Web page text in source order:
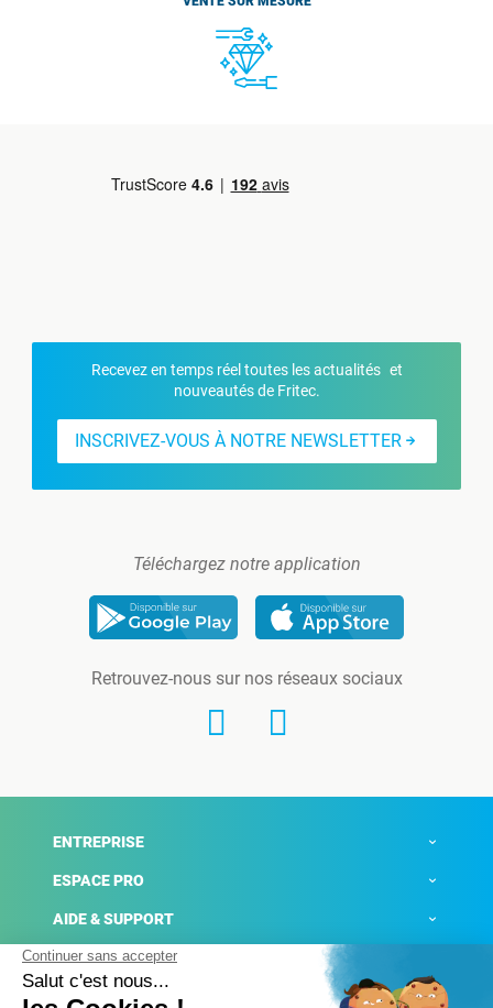
Recevez en temps réel toutes les actualités et
nouveautés de Fritec.
INSCRIVEZ-VOUS À NOTRE NEWSLETTER
Téléchargez notre application
Retrouvez-nous sur nos réseaux sociaux
ENTREPRISE
ESPACE PRO
AIDE & SUPPORT
ACTUALITÉS